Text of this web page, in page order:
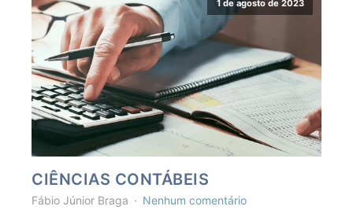
1 de agosto de 2023
CIÊNCIAS CONTÁBEIS
Fábio Júnior Braga Nenhum comentário